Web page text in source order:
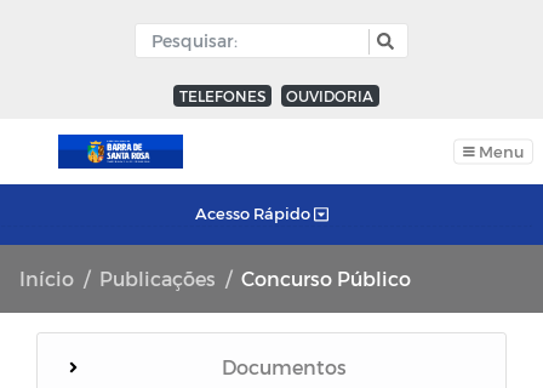
TELEFONES OUVIDORIA
Menu
Acesso Rápido
Início Publicações Concurso Público
Documentos